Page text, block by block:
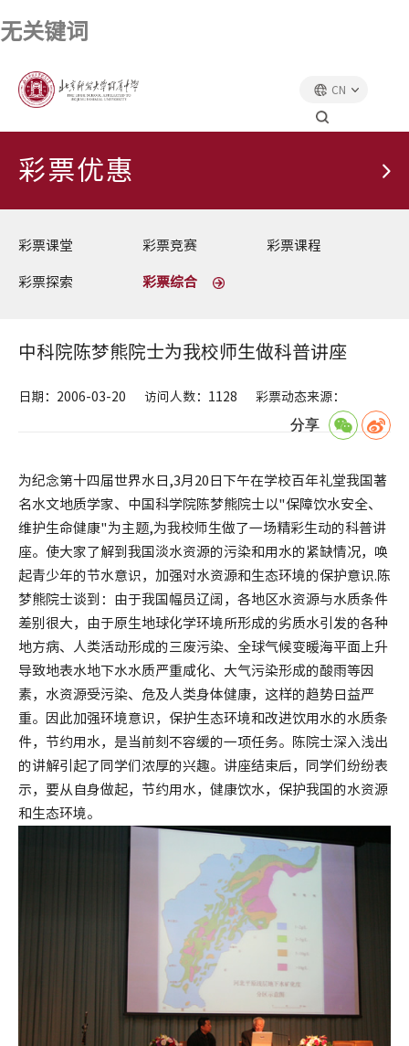
无关键词
CN
彩票优惠
彩票优惠
彩票课堂 彩票竞赛 彩票课程
彩票探索 彩票综合
中科院陈梦熊院士为我校师生做科普讲座
日期：2006-03-20 访问人数：1128 彩票动态来源：
分享
为纪念第十四届世界水日,3月20日下午在学校百年礼堂我国著
名水文地质学家、中国科学院陈梦熊院士以"保障饮水安全、
维护生命健康"为主题,为我校师生做了一场精彩生动的科普讲
座。使大家了解到我国淡水资源的污染和用水的紧缺情况，唤
起青少年的节水意识，加强对水资源和生态环境的保护意识.陈
梦熊院士谈到：由于我国幅员辽阔，各地区水资源与水质条件
差别很大，由于原生地球化学环境所形成的劣质水引发的各种
地方病、人类活动形成的三废污染、全球气候变暖海平面上升
导致地表水地下水水质严重咸化、大气污染形成的酸雨等因
素，水资源受污染、危及人类身体健康，这样的趋势日益严
重。因此加强环境意识，保护生态环境和改进饮用水的水质条
件，节约用水，是当前刻不容缓的一项任务。陈院士深入浅出
的讲解引起了同学们浓厚的兴趣。讲座结束后，同学们纷纷表
示，要从自身做起，节约用水，健康饮水，保护我国的水资源
和生态环境。